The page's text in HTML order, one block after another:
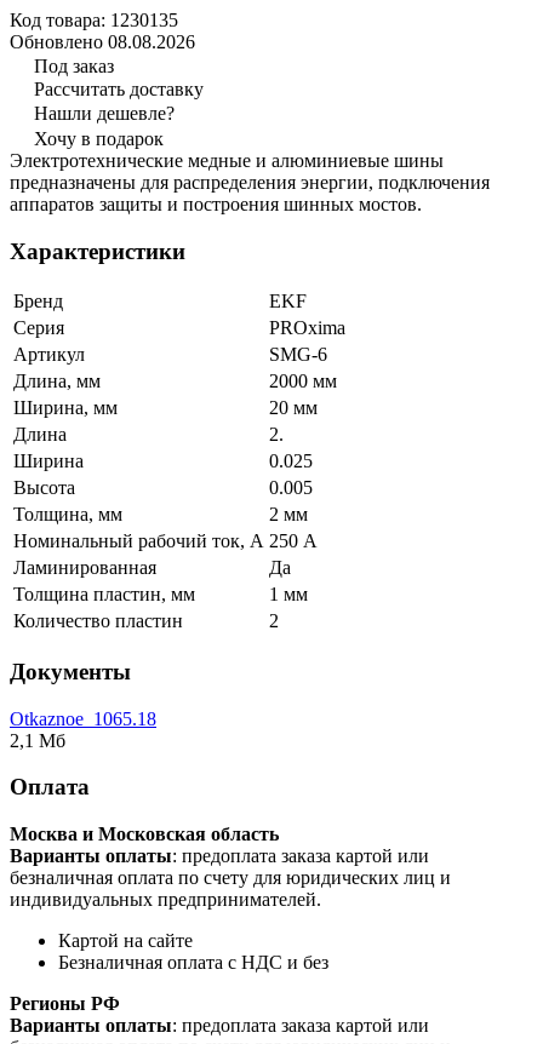
Код товара: 1230135
Обновлено 08.08.2026
Под заказ
Рассчитать доставку
Нашли дешевле?
Хочу в подарок
Электротехнические медные и алюминиевые шины
предназначены для распределения энергии, подключения
аппаратов защиты и построения шинных мостов.
Характеристики
Бренд
EKF
Серия
PROxima
Артикул
SMG-6
Длина, мм
2000 мм
Ширина, мм
20 мм
Длина
2.
Ширина
0.025
Высота
0.005
Толщина, мм
2 мм
Номинальный рабочий ток, А 250 А
Ламинированная
Да
Толщина пластин, мм
1 мм
Количество пластин
2
Документы
Otkaznoe_1065.18
2,1 Мб
Оплата
Москва и Московская область
Варианты оплаты: предоплата заказа картой или
безналичная оплата по счету для юридических лиц и
индивидуальных предпринимателей.
Картой на сайте
Безналичная оплата с НДС и без
Регионы РФ
Варианты оплаты: предоплата заказа картой или